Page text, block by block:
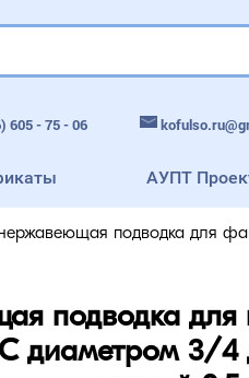
605 - 75 - 06
АУПТ
нержавеющая подводка для
подводка
диаметром 3/